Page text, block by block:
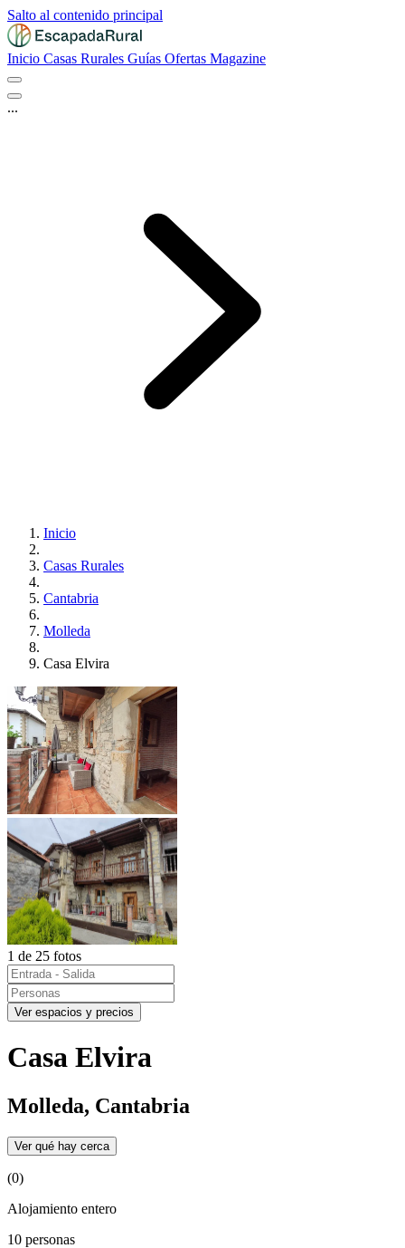
Salto al contenido principal
Inicio Casas Rurales Guías Ofertas Magazine
...
Inicio
Casas Rurales
Cantabria
Molleda
Casa Elvira
1 de 25 fotos
Ver espacios y precios
Casa Elvira
Molleda, Cantabria
Ver qué hay cerca
(0)
Alojamiento entero
10 personas